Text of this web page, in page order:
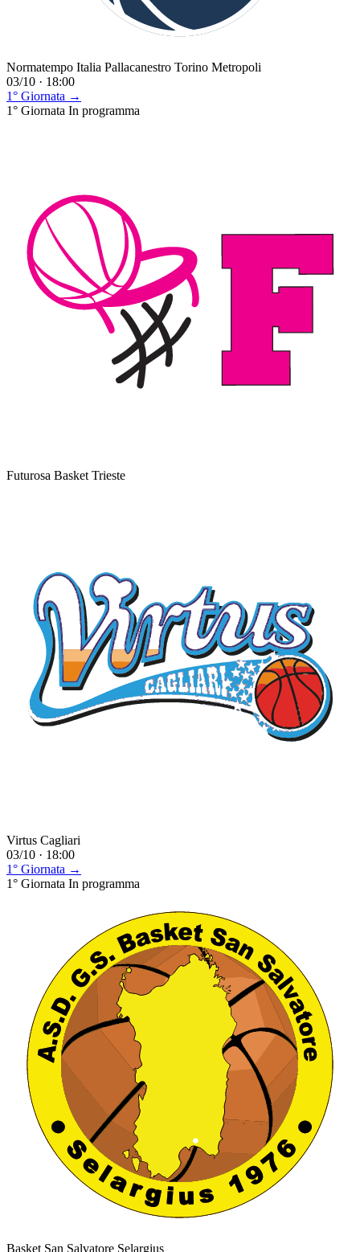
Normatempo Italia Pallacanestro Torino Metropoli
03/10 · 18:00
1° Giornata →
1° Giornata In programma
Futurosa Basket Trieste
Virtus Cagliari
03/10 · 18:00
1° Giornata →
1° Giornata In programma
Basket San Salvatore Selargius